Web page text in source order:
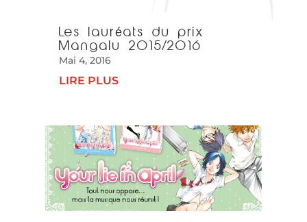
Les lauréats du prix
Mangalu 2015/2016
Mai 4, 2016
LIRE PLUS